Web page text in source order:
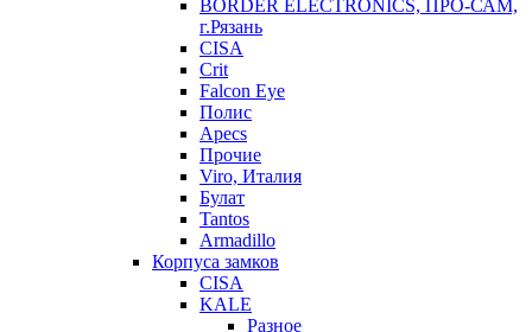
BORDER ELECTRONICS, ПРО-САМ,
г.Рязань
CISA
Crit
Falcon Eye
Полис
Apecs
Прочие
Viro, Италия
Булат
Tantos
Armadillo
Корпуса замков
CISA
KALE
Разное